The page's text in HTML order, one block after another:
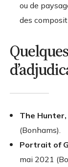
ou de
des
The Hunter,
(Bonhams).
Portrait of
mai 2021